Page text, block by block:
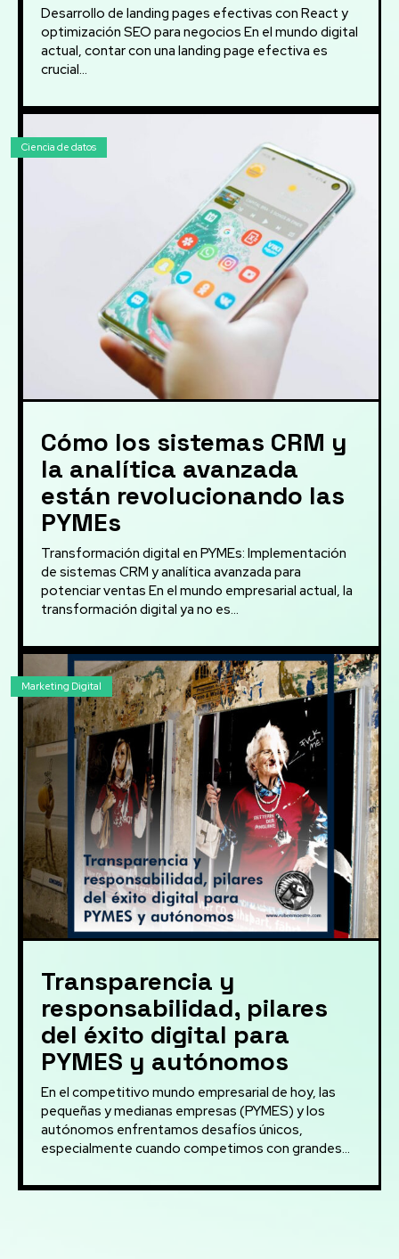
Desarrollo de landing pages efectivas con React y
optimización SEO para negocios En el mundo digital
actual, contar con una landing page efectiva es
crucial...
Ciencia de datos
Cómo los sistemas CRM y
la analítica avanzada
están revolucionando las
PYMEs
Transformación digital en PYMEs: Implementación
de sistemas CRM y analítica avanzada para
potenciar ventas En el mundo empresarial actual, la
transformación digital ya no es...
Marketing Digital
Transparencia y
responsabilidad, pilares
del éxito digital para
PYMES y autónomos
En el competitivo mundo empresarial de hoy, las
pequeñas y medianas empresas (PYMES) y los
autónomos enfrentamos desafíos únicos,
especialmente cuando competimos con grandes...